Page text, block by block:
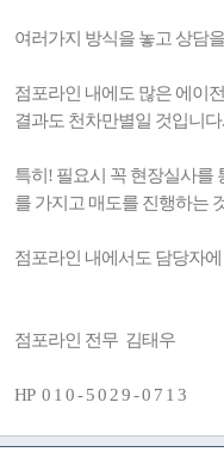
여러가지 방식을 놓고 상담
점포라인 내에도 많은 에이
결과도 천차만별일 것입니다.
특히! 필요시 꼭 현장실사를
를 가지고 매도를 진행하는
점포라인 내에서도 담당자
점포라인 전무 김태우
HP 0 1 0 - 5 0 2 9 - 0 7 1 3